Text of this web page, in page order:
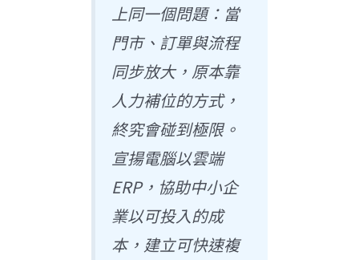
上同一個問題：當
門市、訂單與流程
同步放大，原本靠
人力補位的方式，
終究會碰到極限。
宣揚電腦以雲端
ERP，協助中小企
業以可投入的成
本，建立可快速複